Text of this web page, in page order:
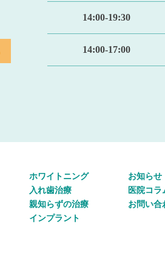
14:00-19:30
14:00-17:00
ホワイトニング
入れ歯治療
親知らずの治療
インプラント
お知らせ
医院コラ
お問い合